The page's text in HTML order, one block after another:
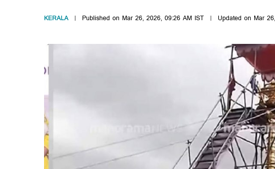
KERALA Published on Mar 26, 2026, 09:26 AM IST Updated on Mar